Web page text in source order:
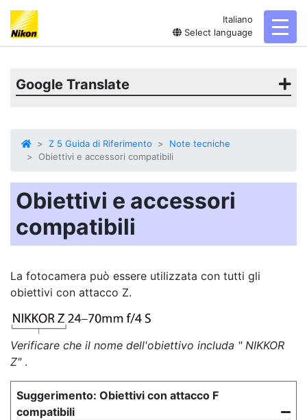
Italiano
Select language
Google Translate
Z 5 Guida di Riferimento
Note tecniche
Obiettivi e accessori compatibili
Obiettivi e accessori
compatibili
La fotocamera può essere utilizzata con tutti gli
obiettivi con attacco Z.
Verificare che il nome dell'obiettivo includa " NIKKOR
Z" .
Obiettivi con attacco F
compatibili